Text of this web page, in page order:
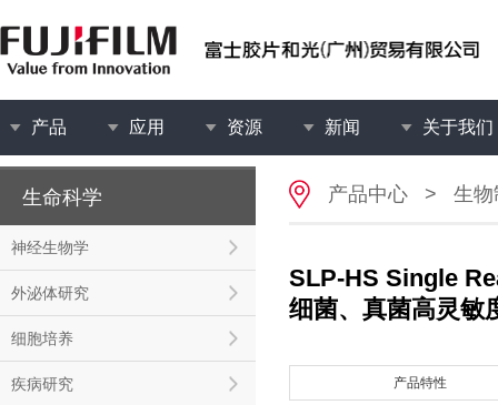
产品 应用 资源 新闻 关于我们
生命科学
神经生物学
外泌体研究
细胞培养
疾病研究
产品中心 > 生物
SLP-HS Single
细菌、真菌高灵敏
产品特性